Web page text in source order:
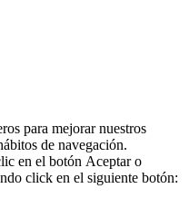
para mejorar nuestros
de navegación.
en el botón Aceptaro
click en el siguiente botón: